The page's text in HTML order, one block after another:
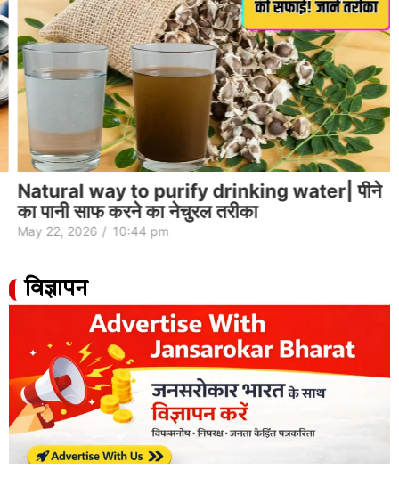
Natural way to purify drinking water| पीने
का पानी साफ करने का नेचुरल तरीका
May 22, 2026 / 10:44 pm
विज्ञापन